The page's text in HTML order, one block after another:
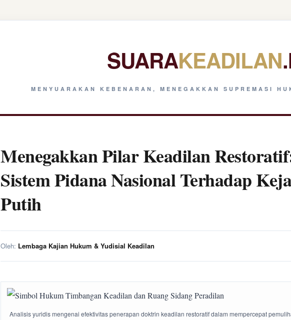
SUARAKEADILAN
MENYUARAKAN KEBENARAN, MENEGAKKAN SUPREMASI
Menegakkan Pilar Keadilan
Sistem Pidana Nasional Terhadap
Putih
Oleh: Lembaga Kajian Hukum & Yudisial Keadilan
Analisis yuridis mengenai efektivitas penerapan doktrin keadilan restoratif dalam mempercepat